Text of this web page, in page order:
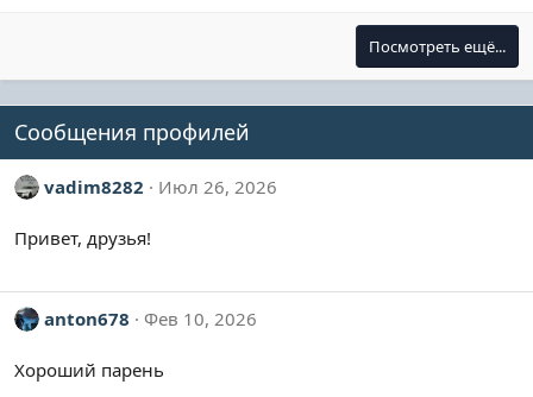
Посмотреть ещё...
Сообщения профилей
vadim8282 Июл 26, 2026
Привет, друзья!
anton678 Фев 10, 2026
Хороший парень